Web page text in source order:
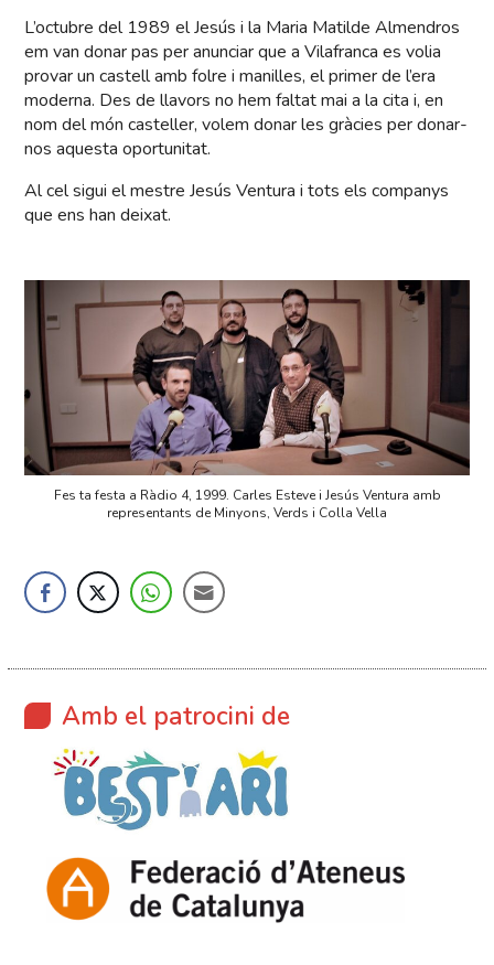
L’octubre del 1989 el Jesús i la Maria Matilde Almendros
em van donar pas per anunciar que a Vilafranca es volia
provar un castell amb folre i manilles, el primer de l’era
moderna. Des de llavors no hem faltat mai a la cita i, en
nom del món casteller, volem donar les gràcies per donar-
nos aquesta oportunitat.
Al cel sigui el mestre Jesús Ventura i tots els companys
que ens han deixat.
Fes ta festa a Ràdio 4, 1999. Carles Esteve i Jesús Ventura amb
representants de Minyons, Verds i Colla Vella
Amb el patrocini de